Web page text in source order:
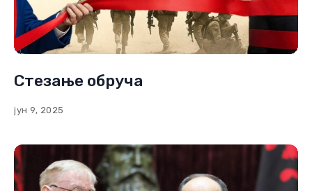
Стезање обруча
јун 9, 2025